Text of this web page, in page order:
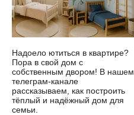
Надоело ютиться в квартире?
Пора в свой дом с
собственным двором! В нашем
телеграм-канале
рассказываем, как построить
тёплый и надёжный дом для
семьи.